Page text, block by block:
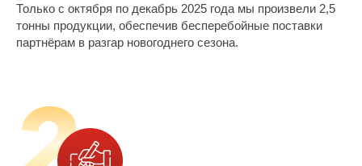
Только с октября по декабрь 2025 года мы произвели 2,5
тонны продукции, обеспечив бесперебойные поставки
партнёрам в разгар новогоднего сезона.